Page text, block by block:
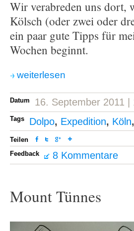
Wir verabreden uns dort,
Kölsch (oder zwei oder
ein paar gute Tipps für
Wochen beginnt.
weiterlesen
Datum 16. September 2011 |
Tags Dolpo, Expedition, Köln,
Teilen
Feedback
8 Kommentare
Mount Tünnes